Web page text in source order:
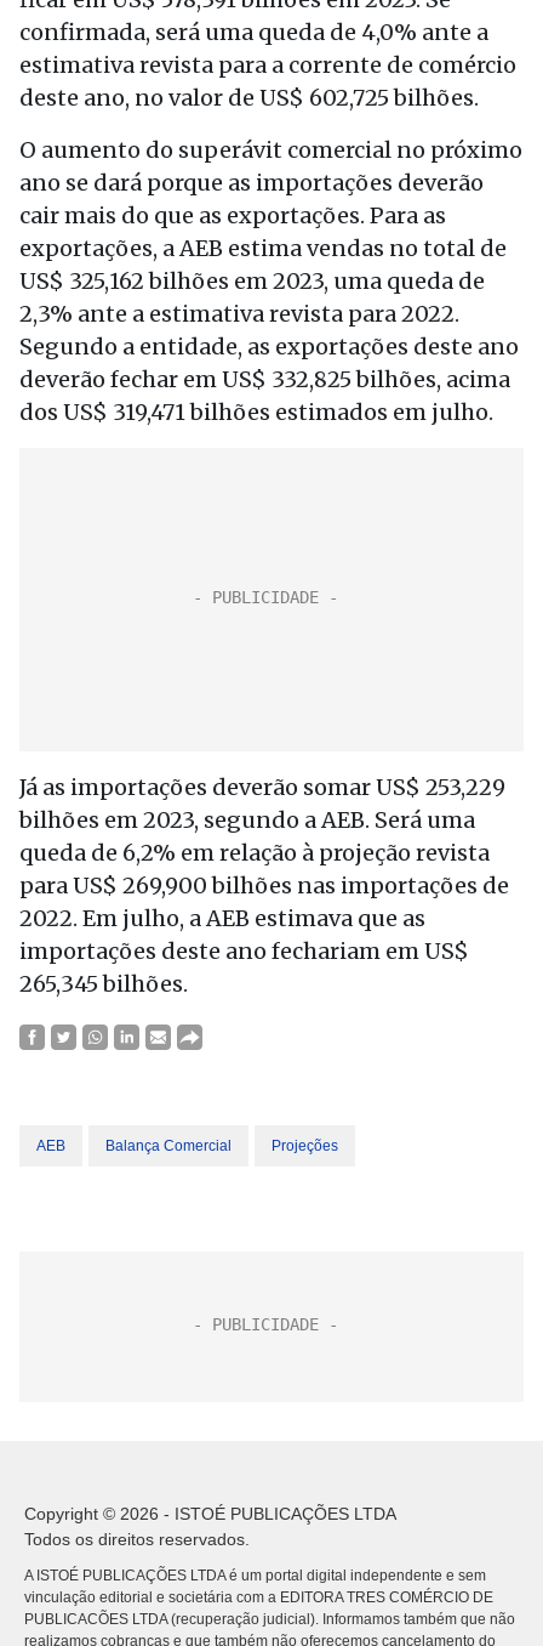
confirmada, será uma queda de 4,0% ante a
estimativa revista para a corrente de comércio
deste ano, no valor de US$ 602,725 bilhões.
O aumento do superávit comercial no próximo
ano se dará porque as importações deverão
cair mais do que as exportações. Para as
exportações, a AEB estima vendas no total de
US$ 325,162 bilhões em 2023, uma queda de
2,3% ante a estimativa revista para 2022.
Segundo a entidade, as exportações deste ano
deverão fechar em US$ 332,825 bilhões, acima
dos US$ 319,471 bilhões estimados em julho.
Já as importações deverão somar US$ 253,229
bilhões em 2023, segundo a AEB. Será uma
queda de 6,2% em relação à projeção revista
para US$ 269,900 bilhões nas importações de
2022. Em julho, a AEB estimava que as
importações deste ano fechariam em US$
265,345 bilhões.
AEB Balança Comercial Projeções
Copyright © 2026 - ISTOÉ PUBLICAÇÕES LTDA
Todos os direitos reservados.
A ISTOÉ PUBLICAÇÕES LTDA é um portal digital independente e sem
vinculação editorial e societária com a EDITORA TRES COMÉRCIO DE
PUBLICACÕES LTDA (recuperação judicial). Informamos também que não
realizamos cobranças e que também não oferecemos cancelamento do